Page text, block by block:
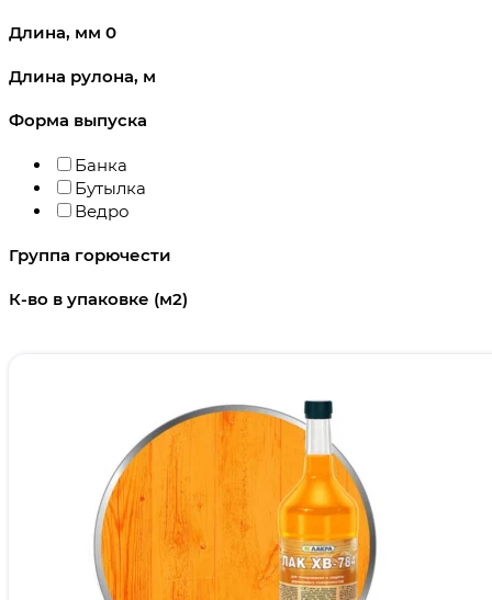
Длина, мм 0
Длина рулона, м
Форма выпуска
Банка
Бутылка
Ведро
Группа горючести
К-во в упаковке (м2)